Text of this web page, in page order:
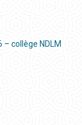
collège NDLM